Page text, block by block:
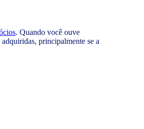
. Quando você ouve
principalmente se a